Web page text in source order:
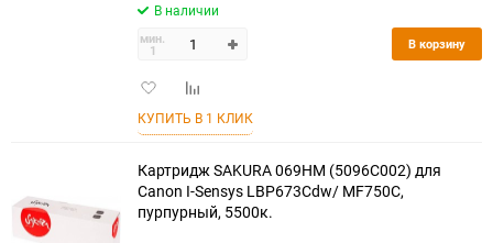
В наличии
мин.
1
Добавить
избранное
Добавить
сравнению
В корзину
КУПИТЬ В 1 КЛИК
Картридж SAKURA 069HM (5096C002) для
Сanon I-Sensys LBP673Cdw/ MF750C,
пурпурный, 5500к.